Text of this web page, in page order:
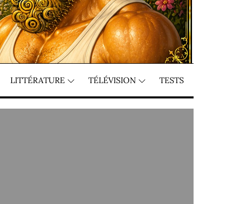
LITTÉRATURE TÉLÉVISION TESTS